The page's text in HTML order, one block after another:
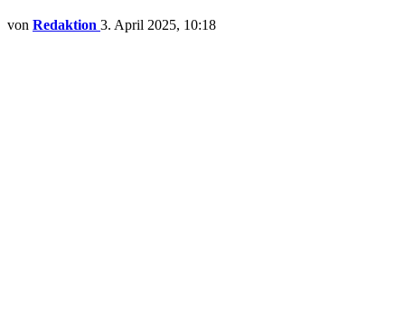
von Redaktion 3. April 2025, 10:18